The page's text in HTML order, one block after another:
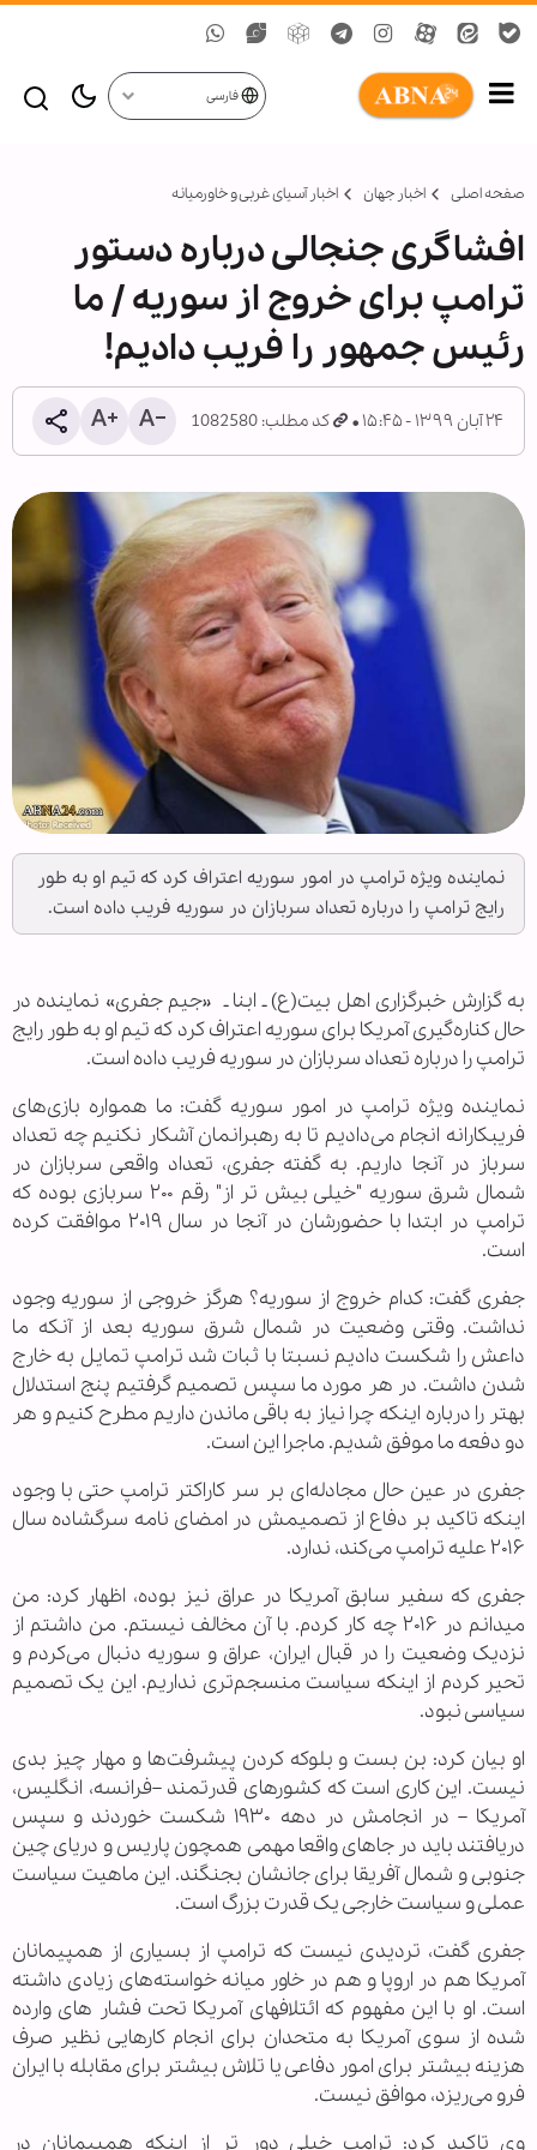
فارسی
صفحه اصلی اخبار جهان اخبار آسیای غربی و خاورمیانه
افشاگری جنجالی درباره دستور
ترامپ برای خروج از سوریه / ما
رئیس جمهور را فریب دادیم!
۲۴ آبان ۱۳۹۹ - ۱۵:۴۵ کد مطلب: 1082580
نماینده ویژه ترامپ در امور سوریه اعتراف کرد که تیم او به طور
رایج ترامپ را درباره تعداد سربازان در سوریه فریب داده است.
به گزارش خبرگزاری اهل بیت(ع) ـ ابنا ـ«جیم جفری» نماینده در
حال کناره‌گیری آمریکا برای سوریه اعتراف کرد که تیم او به طور رایج
ترامپ را درباره تعداد سربازان در سوریه فریب داده است.
نماینده ویژه ترامپ در امور سوریه گفت: ما همواره بازی‌های
فریبکارانه انجام می‌دادیم تا به رهبرانمان آشکار نکنیم چه تعداد
سرباز در آنجا داریم. به گفته جفری، تعداد واقعی سربازان در
شمال شرق سوریه "خیلی بیش تر از" رقم ۲۰۰ سربازی بوده که
ترامپ در ابتدا با حضورشان در آنجا در سال ۲۰۱۹ موافقت کرده
است.
جفری گفت: کدام خروج از سوریه؟ هرگز خروجی از سوریه وجود
نداشت. وقتی وضعیت در شمال شرق سوریه بعد از آنکه ما
داعش را شکست دادیم نسبتا با ثبات شد ترامپ تمایل به خارج
شدن داشت. در هر مورد ما سپس تصمیم گرفتیم پنج استدلال
بهتر را درباره اینکه چرا نیاز به باقی ماندن داریم مطرح کنیم و هر
دو دفعه ما موفق شدیم. ماجرا این است.
جفری در عین حال مجادله‌ای بر سر کاراکتر ترامپ حتی با وجود
اینکه تاکید بر دفاع از تصمیمش در امضای نامه سرگشاده سال
۲۰۱۶ علیه ترامپ می‌کند، ندارد.
جفری که سفیر سابق آمریکا در عراق نیز بوده، اظهار کرد: من
میدانم در ۲۰۱۶ چه کار کردم. با آن مخالف نیستم. من داشتم از
نزدیک وضعیت را در قبال ایران، عراق و سوریه دنبال می‌کردم و
تحیر کردم از اینکه سیاست منسجم‌تری نداریم. این یک تصمیم
سیاسی نبود.
او بیان کرد: بن بست و بلوکه کردن پیشرفت‌ها و مهار چیز بدی
نیست. این کاری است که کشورهای قدرتمند –فرانسه، انگلیس،
آمریکا – در انجامش در دهه ۱۹۳۰ شکست خوردند و سپس
دریافتند باید در جاهای واقعا مهمی همچون پاریس و دریای چین
جنوبی و شمال آفریقا برای جانشان بجنگند. این ماهیت سیاست
عملی و سیاست خارجی یک قدرت بزرگ است.
جفری گفت، تردیدی نیست که ترامپ از بسیاری از همپیمانان
آمریکا هم در اروپا و هم در خاور میانه خواسته‌های زیادی داشته
است. او با این مفهوم که ائتلافهای آمریکا تحت فشار های وارده
شده از سوی آمریکا به متحدان برای انجام کارهایی نظیر صرف
هزینه بیشتر برای امور دفاعی یا تلاش بیشتر برای مقابله با ایران
فرو می‌ریزد، موافق نیست.
وی تاکید کرد: ترامپ خیلی دور تر از اینکه همپیمانان در